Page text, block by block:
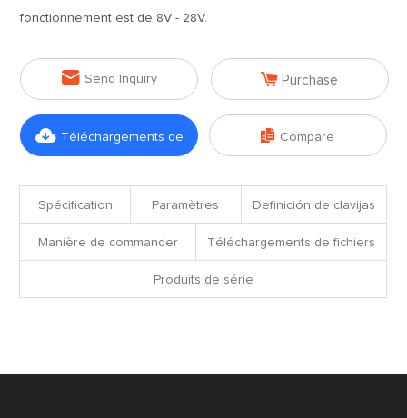
fonctionnement est de 8V - 28V.
 Send Inquiry  Purchase
 Téléchargements de  Compare
Spécification Paramètres Definición de clavijas
Manière de commander Téléchargements de fichiers
Produits de série